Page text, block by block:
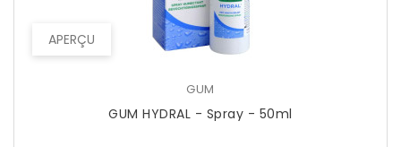
APERÇU
GUM
GUM HYDRAL - Spray - 50ml